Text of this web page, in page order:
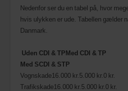
Nedenfor ser du en tabel på, hvor
hvis ulykken er ude. Tabellen gælder
Danmark.
Uden CDI & TPMed CDI & TP
Med SCDI & STP
Vognskade16.000 kr.5.000 kr.0 kr.
Trafikskade16.000 kr.5.000 kr.0 kr.